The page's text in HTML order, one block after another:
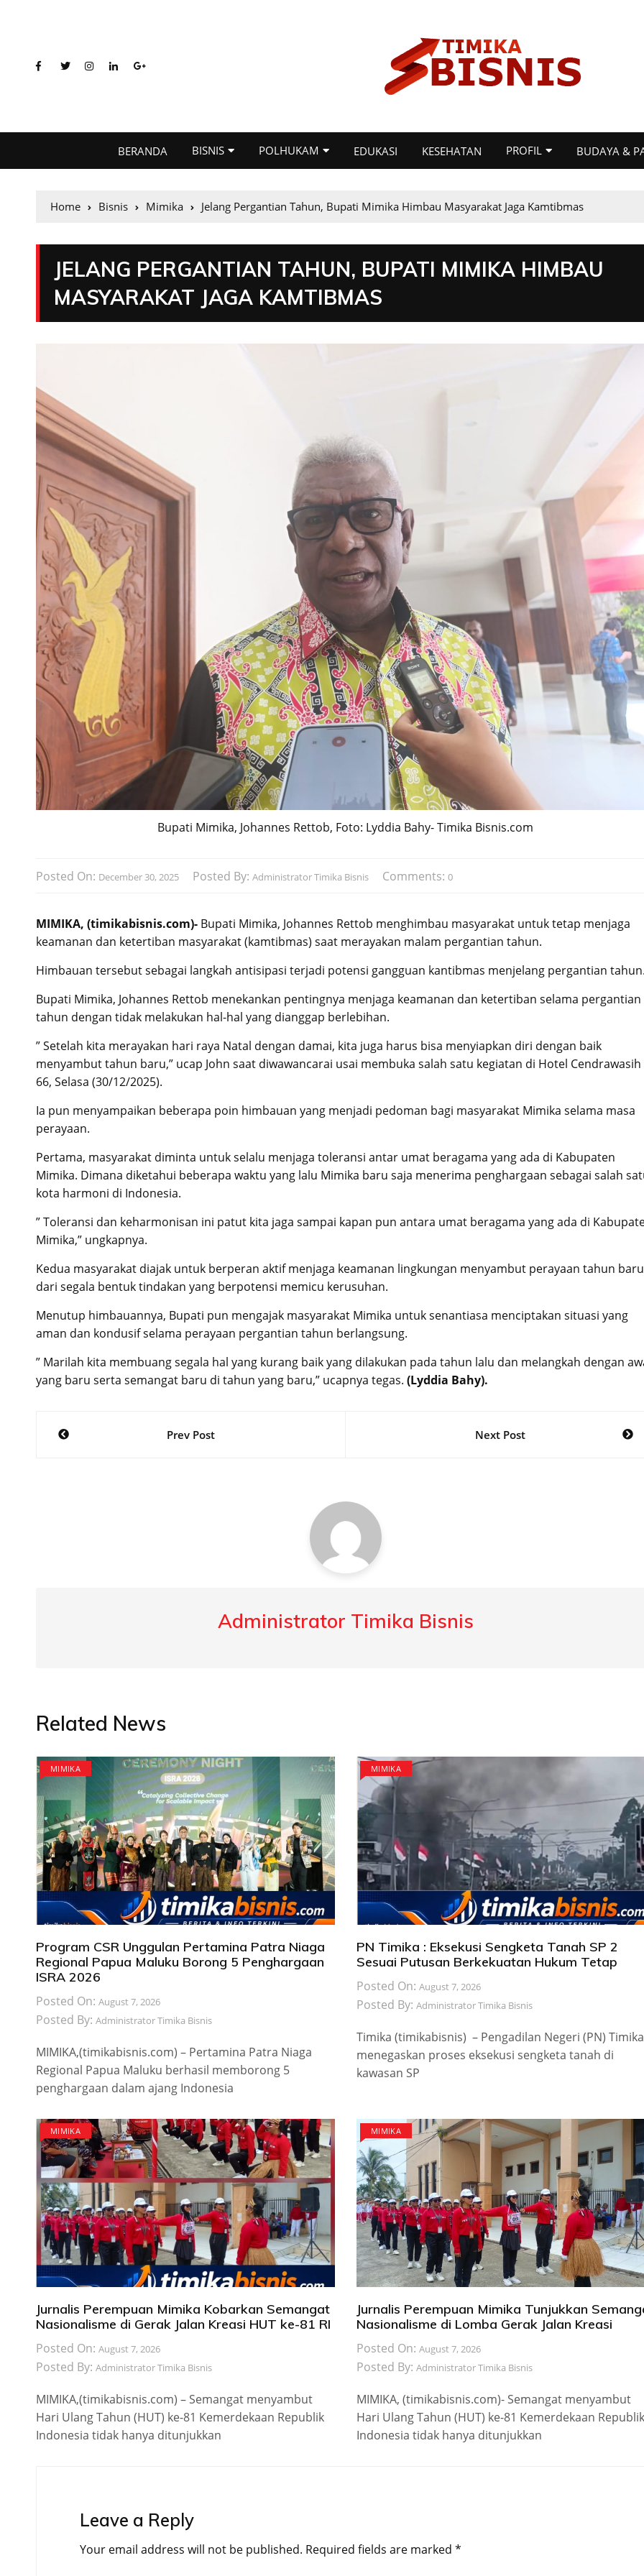
BERANDA BISNIS POLHUKAM EDUKASI KESEHATAN PROFIL BUDAYA &
Home Bisnis Mimika Jelang Pergantian Tahun, Bupati Mimika Himbau Masyarakat Jaga Kamtibmas
JELANG PERGANTIAN TAHUN, BUPATI MIMIKA HIMBAU
MASYARAKAT JAGA KAMTIBMAS
Bupati Mimika, Johannes Rettob, Foto: Lyddia Bahy- Timika Bisnis.com
Posted On: December 30, 2025 Posted By: Administrator Timika Bisnis Comments: 0
MIMIKA, (timikabisnis.com)- Bupati Mimika, Johannes Rettob menghimbau masyarakat untuk tetap menjaga
keamanan dan ketertiban masyarakat (kamtibmas) saat merayakan malam pergantian tahun.
Himbauan tersebut sebagai langkah antisipasi terjadi potensi gangguan kantibmas menjelang pergantian
Bupati Mimika, Johannes Rettob menekankan pentingnya menjaga keamanan dan ketertiban selama pergantian
tahun dengan tidak melakukan hal-hal yang dianggap berlebihan.
” Setelah kita merayakan hari raya Natal dengan damai, kita juga harus bisa menyiapkan diri dengan baik
menyambut tahun baru,” ucap John saat diwawancarai usai membuka salah satu kegiatan di Hotel Cendrawasih
66, Selasa (30/12/2025).
Ia pun menyampaikan beberapa poin himbauan yang menjadi pedoman bagi masyarakat Mimika selama masa
perayaan.
Pertama, masyarakat diminta untuk selalu menjaga toleransi antar umat beragama yang ada di Kabupaten
Mimika. Dimana diketahui beberapa waktu yang lalu Mimika baru saja menerima penghargaan sebagai salah
kota harmoni di Indonesia.
” Toleransi dan keharmonisan ini patut kita jaga sampai kapan pun antara umat beragama yang ada di
Mimika,” ungkapnya.
Kedua masyarakat diajak untuk berperan aktif menjaga keamanan lingkungan menyambut perayaan tahun baru
dari segala bentuk tindakan yang berpotensi memicu kerusuhan.
Menutup himbauannya, Bupati pun mengajak masyarakat Mimika untuk senantiasa menciptakan situasi yang
aman dan kondusif selama perayaan pergantian tahun berlangsung.
” Marilah kita membuang segala hal yang kurang baik yang dilakukan pada tahun lalu dan melangkah dengan
yang baru serta semangat baru di tahun yang baru,” ucapnya tegas. (Lyddia Bahy).
Post
Prev Post Next Post
Administrator Timika Bisnis
Related News
MIMIKA
Program CSR Unggulan Pertamina Patra Niaga
Regional Papua Maluku Borong 5 Penghargaan
ISRA 2026
Posted On: August 7, 2026
Posted By: Administrator Timika Bisnis
MIMIKA,(timikabisnis.com) – Pertamina Patra Niaga
Regional Papua Maluku berhasil memborong 5
penghargaan dalam ajang Indonesia
MIMIKA
PN Timika : Eksekusi Sengketa Tanah SP 2
Sesuai Putusan Berkekuatan Hukum Tetap
Posted On: August 7, 2026
Posted By: Administrator Timika Bisnis
Timika (timikabisnis) – Pengadilan Negeri (PN) Timika
menegaskan proses eksekusi sengketa tanah di
kawasan SP
MIMIKA
Jurnalis Perempuan Mimika Kobarkan Semangat
Nasionalisme di Gerak Jalan Kreasi HUT ke-81 RI
Posted On: August 7, 2026
Posted By: Administrator Timika Bisnis
MIMIKA,(timikabisnis.com) – Semangat menyambut
Hari Ulang Tahun (HUT) ke-81 Kemerdekaan Republik
Indonesia tidak hanya ditunjukkan
MIMIKA
Jurnalis Perempuan Mimika Tunjukkan
Nasionalisme di Lomba Gerak Jalan Kreasi
Posted On: August 7, 2026
Posted By: Administrator Timika Bisnis
MIMIKA, (timikabisnis.com)- Semangat menyambut
Hari Ulang Tahun (HUT) ke-81 Kemerdekaan Republik
Indonesia tidak hanya ditunjukkan
Leave a Reply
Your email address will not be published. Required fields are marked *